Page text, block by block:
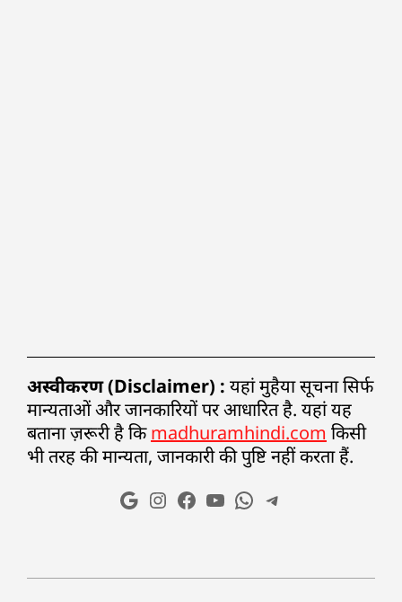
अस्वीकरण (Disclaimer) : यहां मुहैया सूचना सिर्फ
मान्यताओं और जानकारियों पर आधारित है. यहां यह
बताना ज़रूरी है किmadhuramhindi.com किसी
भी तरह की मान्यता, जानकारी की पुष्टि नहीं करता हैं.